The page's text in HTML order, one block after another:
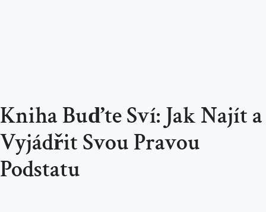
Kniha Buďte Sví: Jak Najít a
Vyjádřit Svou Pravou
Podstatu